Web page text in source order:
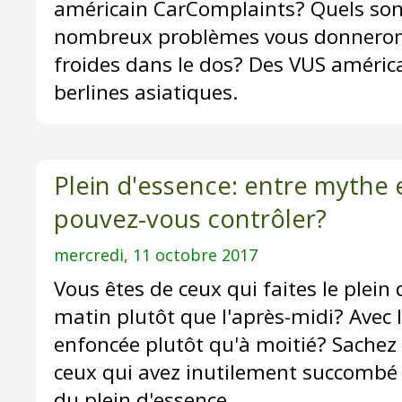
américain CarComplaints? Quels
nombreux problèmes vous
froides dans le dos? Des VUS
berlines asiatiques.
Plein d'essence: entre mythe
pouvez-vous contrôler?
mercredi, 11 octobre 2017
Vous êtes de ceux qui faites le plein
matin plutôt que l'après-midi? Avec
enfoncée plutôt qu'à moitié?
ceux qui avez inutilement